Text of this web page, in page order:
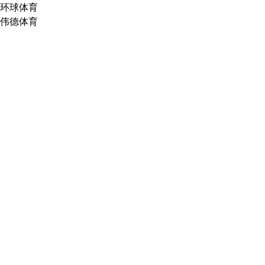
环球体育
伟德体育